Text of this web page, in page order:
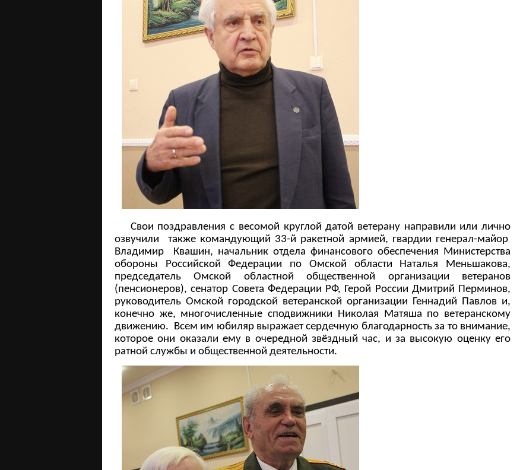
Свои поздравления с весомой круглой датой ветерану направили или лично
озвучили также командующий 33-й ракетной армией, гвардии генерал-майор
Владимир Квашин, начальник отдела финансового обеспечения Министерства
обороны Российской Федерации по Омской области Наталья Меньшакова,
председатель Омской областной общественной организации ветеранов
(пенсионеров), сенатор Совета Федерации РФ, Герой России Дмитрий Перминов,
руководитель Омской городской ветеранской организации Геннадий Павлов и,
конечно же, многочисленные сподвижники Николая Матяша по ветеранскому
движению. Всем им юбиляр выражает сердечную благодарность за то внимание,
которое они оказали ему в очередной звёздный час, и за высокую оценку его
ратной службы и общественной деятельности.